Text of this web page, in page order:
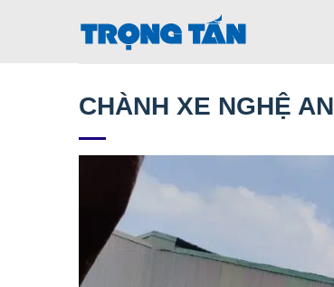
CHÀNH XE NGHỆ AN